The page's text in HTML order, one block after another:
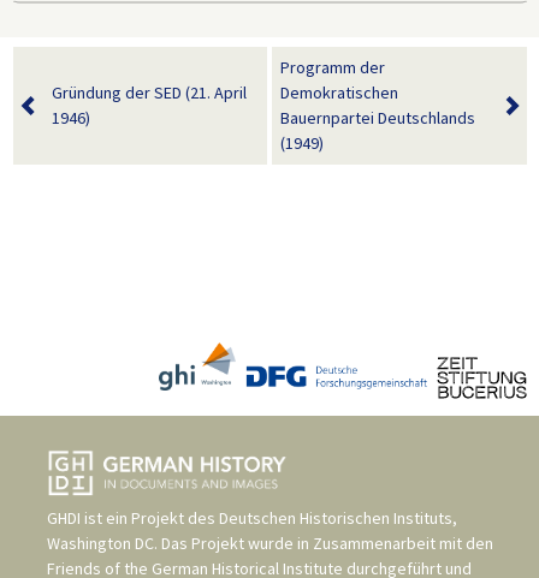
Gründung der SED (21. April
1946)
Programm der
Demokratischen
Bauernpartei Deutschlands
(1949)
GHDI ist ein Projekt des Deutschen Historischen Instituts,
Washington DC. Das Projekt wurde in Zusammenarbeit mit den
Friends of the German Historical Institute durchgeführt und